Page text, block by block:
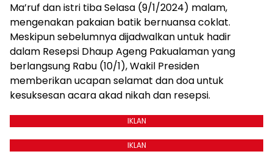
Ma’ruf dan istri tiba Selasa (9/1/2024) malam,
mengenakan pakaian batik bernuansa coklat.
Meskipun sebelumnya dijadwalkan untuk hadir
dalam Resepsi Dhaup Ageng Pakualaman yang
berlangsung Rabu (10/1), Wakil Presiden
memberikan ucapan selamat dan doa untuk
kesuksesan acara akad nikah dan resepsi.
IKLAN
IKLAN